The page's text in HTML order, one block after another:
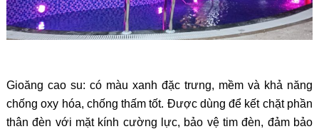
Gioăng cao su: có màu xanh đặc trưng, mềm và khả năng
chống oxy hóa, chống thấm tốt. Được dùng để kết chặt phần
thân đèn với mặt kính cường lực, bảo vệ tim đèn, đảm bảo